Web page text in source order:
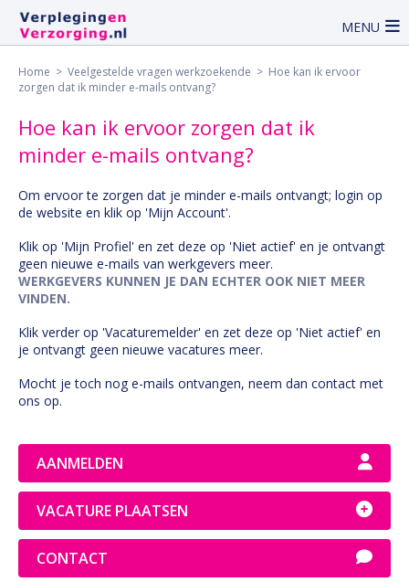
MENU
Home > Veelgestelde vragen werkzoekende > Hoe kan ik ervoor
zorgen dat ik minder e-mails ontvang?
Hoe kan ik ervoor zorgen dat ik
minder e-mails ontvang?
Om ervoor te zorgen dat je minder e-mails ontvangt; login op
de website en klik op 'Mijn Account'.
Klik op 'Mijn Profiel' en zet deze op 'Niet actief' en je ontvangt
geen nieuwe e-mails van werkgevers meer.
WERKGEVERS KUNNEN JE DAN ECHTER OOK NIET MEER
VINDEN.
Klik verder op 'Vacaturemelder' en zet deze op 'Niet actief' en
je ontvangt geen nieuwe vacatures meer.
Mocht je toch nog e-mails ontvangen, neem dan contact met
ons op.
AANMELDEN
VACATURE PLAATSEN
CONTACT